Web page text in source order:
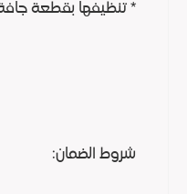
* تنظيفها بقطعة
شروط الضمان: